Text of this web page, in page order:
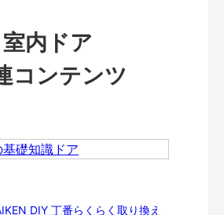
室内ドア
コンテンツ